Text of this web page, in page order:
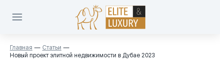
Главная
Статьи
Новый проект элитной недвижимости в Дубае 2023